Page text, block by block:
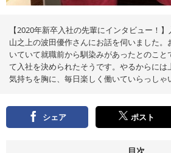
デ
【2020年新卒入社の先輩にインタビュー！
山之上の波田優作さんにお話を伺いました
いていて就職前から馴染みがあったとのこと
て入社を決められたそうです。やるからに
気持ちを胸に、毎日楽しく働いていらっしゃ
シェア ポスト
目次